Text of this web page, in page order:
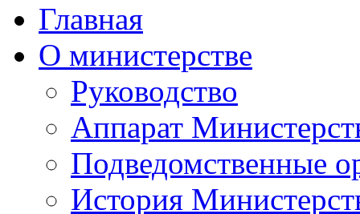
Главная
О министерстве
Руководство
Аппарат
Подведомственные
История